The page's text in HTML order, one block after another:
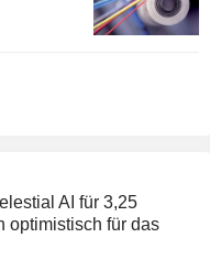
AI für 3,25
optimistisch für das